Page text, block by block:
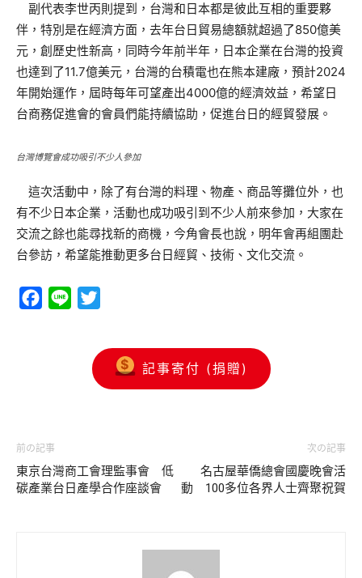
副代表李世丙則提到，台灣和日本都是彼此互相的重要夥
伴，特別是在經濟方面，去年台日貿易總額就超過了850億美
元，創歷史性新高，同時今年前半年，日本企業在台灣的投資
也達到了11.7億美元，台灣的台積電也在熊本建廠，預計2024
年開始運作，屆時每年可望產出4000億的經濟效益，希望日
台商務促進會的會員們能持續協助，促進台日的經貿發展。
台灣博覽會成功吸引不少人參加
這次活動中，除了有台灣的料理、物產、商品等攤位外，也
有不少日本企業，活動也成功吸引到不少人前來參加，大家在
交流之餘也能尋找新的商機，今角會長也說，明年會再組團赴
台參訪，希望能推動更多台日經貿、技術、文化交流。
Facebook
Line
記事寄付 (捐贈)
前の記事
東京台灣商工會理監事會 低
碳產業台日產學合作座談會
次の記事
名古屋華僑總會國慶晚會活
動 100多位各界人士齊聚祝賀